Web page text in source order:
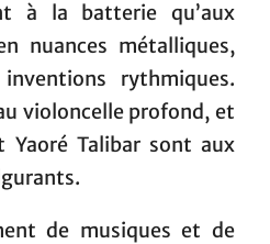
à la batterie qu’aux
nuances métalliques,
rythmiques.
violoncelle profond, et
Yaoré Talibar sont aux
de musiques et de